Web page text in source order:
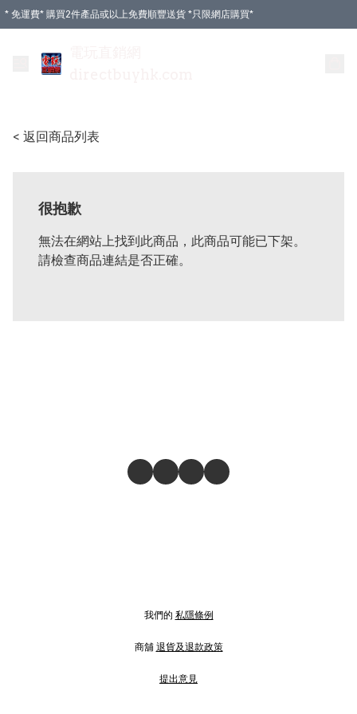
* 免運費* 購買2件產品或以上免費順豐送貨 *只限網店購買*
< 返回商品列表
很抱歉
無法在網站上找到此商品，此商品可能已下架。
請檢查商品連結是否正確。
我們的 私隱條例
商舖 退貨及退款政策
提出意見